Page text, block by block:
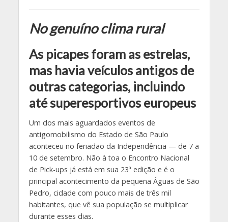
No genuíno clima rural
As picapes foram as estrelas,
mas havia veículos antigos de
outras categorias, incluindo
até superesportivos europeus
Um dos mais aguardados eventos de
antigomobilismo do Estado de São Paulo
aconteceu no feriadão da Independência — de 7 a
10 de setembro. Não à toa o Encontro Nacional
de Pick-ups já está em sua 23ª edição e é o
principal acontecimento da pequena Águas de São
Pedro, cidade com pouco mais de três mil
habitantes, que vê sua população se multiplicar
durante esses dias.